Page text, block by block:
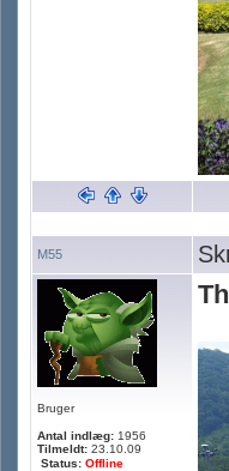
M55
Bruger
Antal indlæg: 1956
Tilmeldt: 23.10.09
Status: Offline